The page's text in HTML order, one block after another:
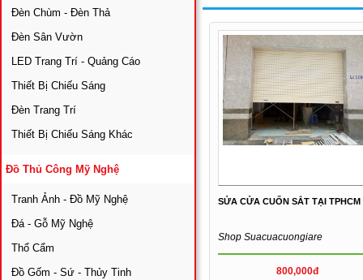
Đèn Chùm - Đèn Thả
Đèn Sân Vườn
LED Trang Trí - Quảng Cáo
Thiết Bị Chiếu Sáng
Đèn Trang Trí
Thiết Bị Chiếu Sáng Khác
Đồ Thủ Công Mỹ Nghệ
Tranh Ảnh - Đồ Mỹ Nghệ
Đá - Gỗ Mỹ Nghệ
Thổ Cẩm
Đồ Gốm - Sứ - Thủy Tinh
SỬA CỬA CUỐN SẮT TẠI TPHCM
Shop Suacuacuongiare
800,000đ